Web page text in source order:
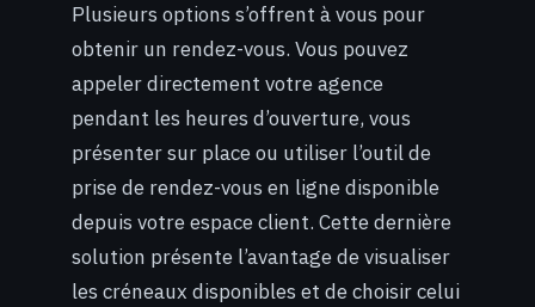
Plusieurs options s’offrent à vous pour
obtenir un rendez-vous. Vous pouvez
appeler directement votre agence
pendant les heures d’ouverture, vous
présenter sur place ou utiliser l’outil de
prise de rendez-vous en ligne disponible
depuis votre espace client. Cette dernière
solution présente l’avantage de visualiser
les créneaux disponibles et de choisir celui